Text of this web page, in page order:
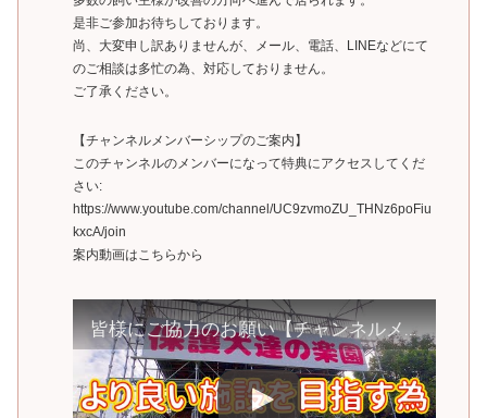
是非ご参加お待ちしております。
尚、大変申し訳ありませんが、メール、電話、LINEなどにて
のご相談は多忙の為、対応しておりません。
ご了承ください。
【チャンネルメンバーシップのご案内】
このチャンネルのメンバーになって特典にアクセスしてくだ
さい:
https://www.youtube.com/channel/UC9zvmoZU_THNz6poFiu
kxcA/join
案内動画はこちらから
皆様にご協力のお願い【チャンネルメンバーシップのお知らせ】